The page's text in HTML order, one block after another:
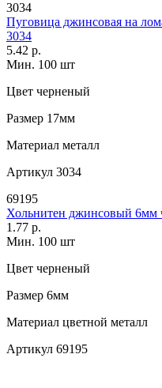
3034
Пуговица джинсовая на
3034
5.42 р.
Мин. 100 шт
Цвет черненый
Размер 17мм
Материал металл
Артикул 3034
69195
Хольнитен джинсовый 6мм
1.77 р.
Мин. 100 шт
Цвет черненый
Размер 6мм
Материал цветной металл
Артикул 69195